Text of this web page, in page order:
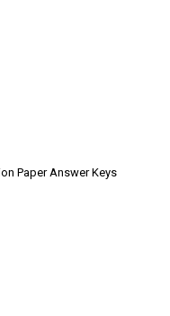
Paper Answer Keys